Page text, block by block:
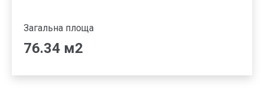
Загальна площа
76.34 м2